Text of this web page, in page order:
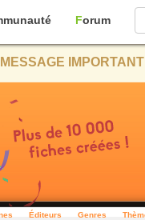
Forum
MESSAGE
Éditeurs Genres